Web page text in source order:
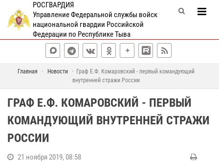
РОСГВАРДИЯ
Управление Федеральной службы войск
национальной гвардии Российской
Федерации по Республике Тыва
Главная Новости
Граф Е.Ф. Комаровский - первый командующий
внутренней стражи России
ГРАФ Е.Ф. КОМАРОВСКИЙ - ПЕРВЫЙ
КОМАНДУЮЩИЙ ВНУТРЕННЕЙ СТРАЖИ
РОССИИ
21 ноября 2019, 08:58